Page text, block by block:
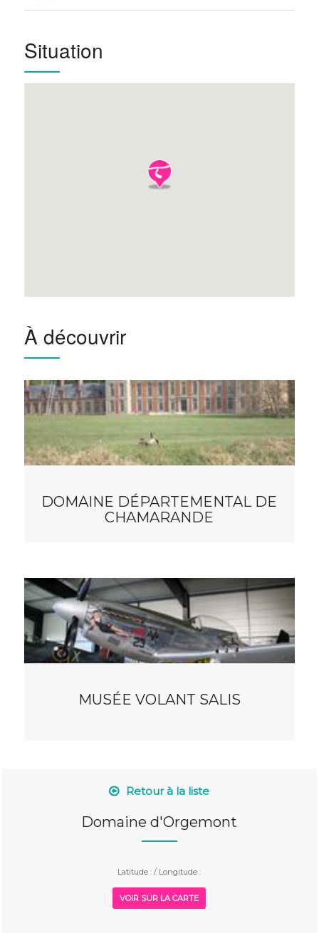
Situation
À découvrir
DOMAINE DÉPARTEMENTAL DE
CHAMARANDE
MUSÉE VOLANT SALIS
Retour à la liste
Domaine d'Orgemont
Latitude : / Longitude :
VOIR SUR LA CARTE